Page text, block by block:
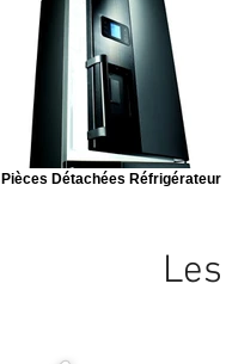
Pièces Détachées Réfrigérateur